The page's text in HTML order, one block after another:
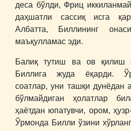
деса бўлди, Фриц
даҳшатли сассиқ исга
Албатта, Биллининг
маъқулламас эди.
Балиқ тутиш ва ов қилиш
Биллига жуда ёқарди.
соатлар, уни ташқи дунёдан
бўлмайдиган ҳолатлар
ҳаётдан юпатувчи, ором,
Ўрмонда Билли ўзини